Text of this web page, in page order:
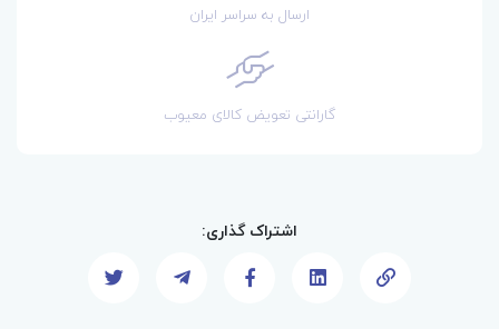
ارسال به سراسر ایران
گارانتی تعویض کالای معیوب
اشتراک گذاری: